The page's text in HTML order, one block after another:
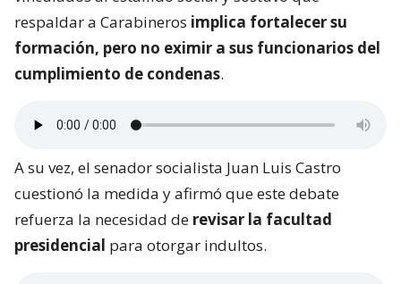
respaldar a Carabineros implica fortalecer su
formación, pero no eximir a sus funcionarios del
cumplimiento de condenas.
A su vez, el senador socialista Juan Luis Castro
cuestionó la medida y afirmó que este debate
refuerza la necesidad de revisar la facultad
presidencial para otorgar indultos.